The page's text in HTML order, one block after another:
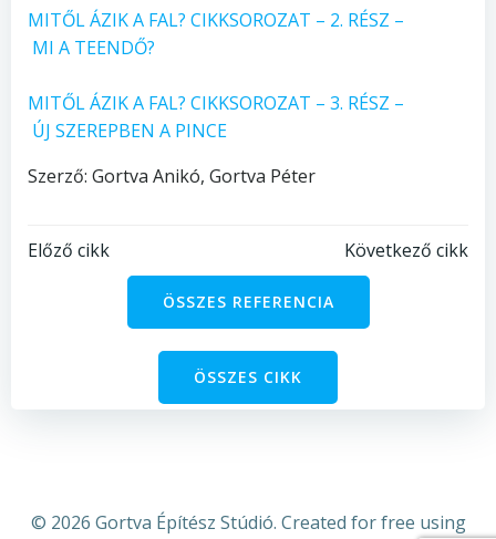
MITŐL ÁZIK A FAL? CIKKSOROZAT – 2. RÉSZ –
MI A TEENDŐ?
MITŐL ÁZIK A FAL? CIKKSOROZAT – 3. RÉSZ –
ÚJ SZEREPBEN A PINCE
Szerző: Gortva Anikó, Gortva Péter
Bejegyzés
navigáció
Előző cikk
Bejegyzés
navigáció
Következő cikk
ÖSSZES REFERENCIA
ÖSSZES CIKK
© 2026 Gortva Építész Stúdió. Created for free using